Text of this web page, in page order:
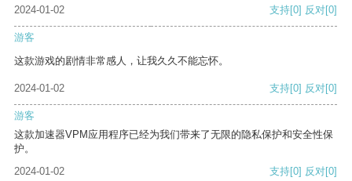
2024-01-02 支持[0] 反对[0]
游客
这款游戏的剧情非常感人，让我久久不能忘怀。
2024-01-02 支持[0] 反对[0]
游客
这款加速器VPM应用程序已经为我们带来了无限的隐私保护和安全性保
护。
2024-01-02
支持[0] 反对[0]